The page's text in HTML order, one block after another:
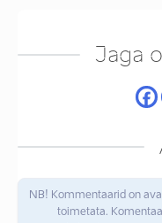
Jaga
NB! Kommentaarid on
toimetata.